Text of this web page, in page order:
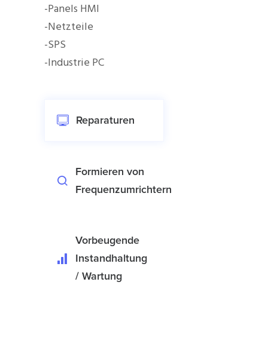
-Panels HMI
-Netzteile
-SPS
-Industrie PC
Reparaturen
Formieren von
Frequenzumrichtern
Vorbeugende
Instandhaltung
/ Wartung